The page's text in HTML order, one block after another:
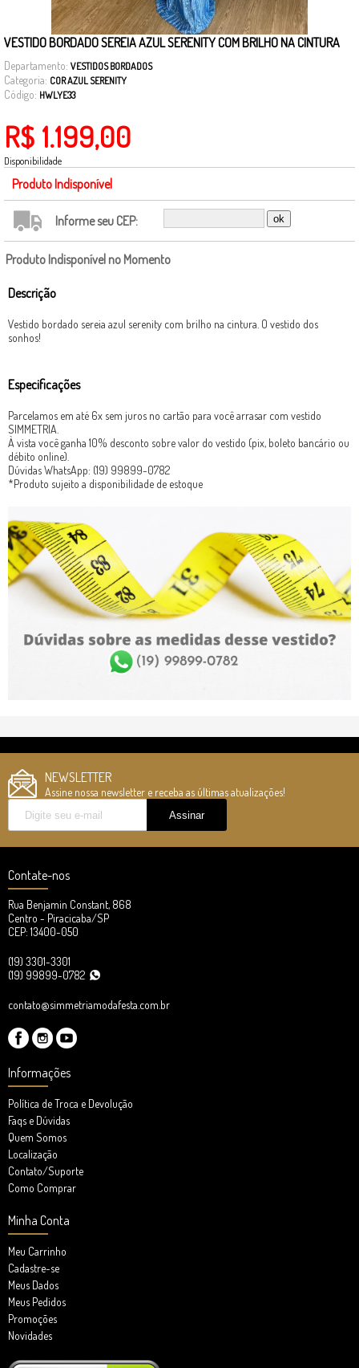
VESTIDO BORDADO SEREIA AZUL SERENITY COM BRILHO NA CINTURA
Departamento: VESTIDOS BORDADOS
Categoria: COR AZUL SERENITY
Código: HWLYE33
R$ 1.199,00
Disponibilidade
Produto Indisponível
Informe seu CEP:
Produto Indisponível no Momento
Descrição
Vestido bordado sereia azul serenity com brilho na cintura. O vestido dos
sonhos!
Especificações
Parcelamos em até 6x sem juros no cartão para você arrasar com vestido
SIMMETRIA.
À vista você ganha 10% desconto sobre valor do vestido (pix, boleto bancário ou
débito online).
Dúvidas WhatsApp: (19) 99899-0782
*Produto sujeito a disponibilidade de estoque
NEWSLETTER
Assine nossa newsletter e receba as últimas atualizações!
Contate-nos
Rua Benjamin Constant, 868
Centro - Piracicaba/SP
CEP: 13400-050
(19) 3301-3301
(19) 99899-0782
contato@simmetriamodafesta.com.br
Informações
Política de Troca e Devolução
Faqs e Dúvidas
Quem Somos
Localização
Contato/Suporte
Como Comprar
Minha Conta
Meu Carrinho
Cadastre-se
Meus Dados
Meus Pedidos
Promoções
Novidades